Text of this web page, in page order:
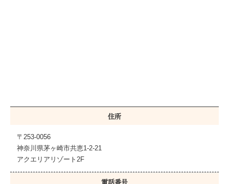
住所
〒253-0056
神奈川県茅ヶ崎市共恵1-2-21
アクエリアリゾート2F
電話番号